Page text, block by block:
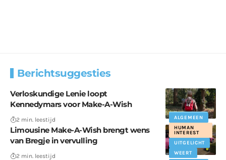
Berichtsuggesties
SPOTLIGHT
Verloskundige Lenie loopt
Kennedymars voor Make-A-Wish
2 min. leestijd
ALGEMEEN
HUMAN
INTEREST
UITGELICHT
WEERT
Limousine Make-A-Wish brengt wens
van Bregje in vervulling
2 min. leestijd